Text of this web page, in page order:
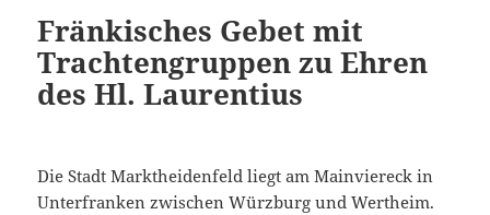
Fränkisches Gebet mit
Trachtengruppen zu Ehren
des Hl. Laurentius
Die Stadt Marktheidenfeld liegt am Mainviereck in
Unterfranken zwischen Würzburg und Wertheim.